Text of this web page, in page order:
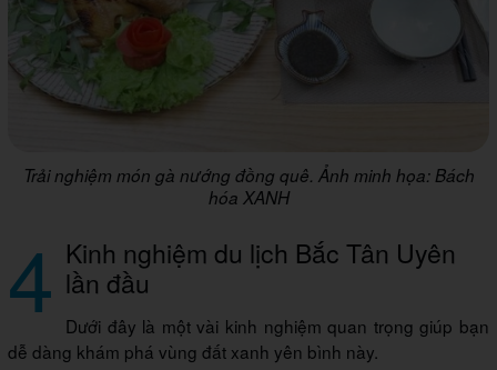
Trải nghiệm món gà nướng đồng quê. Ảnh minh họa: Bách
hóa XANH
4 Kinh nghiệm du lịch Bắc Tân Uyên
lần đầu
Dưới đây là một vài kinh nghiệm quan trọng giúp bạn
dễ dàng khám phá vùng đất xanh yên bình này.